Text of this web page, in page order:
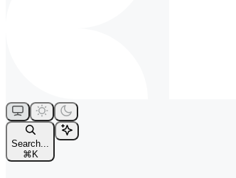
Search...
⌘ K